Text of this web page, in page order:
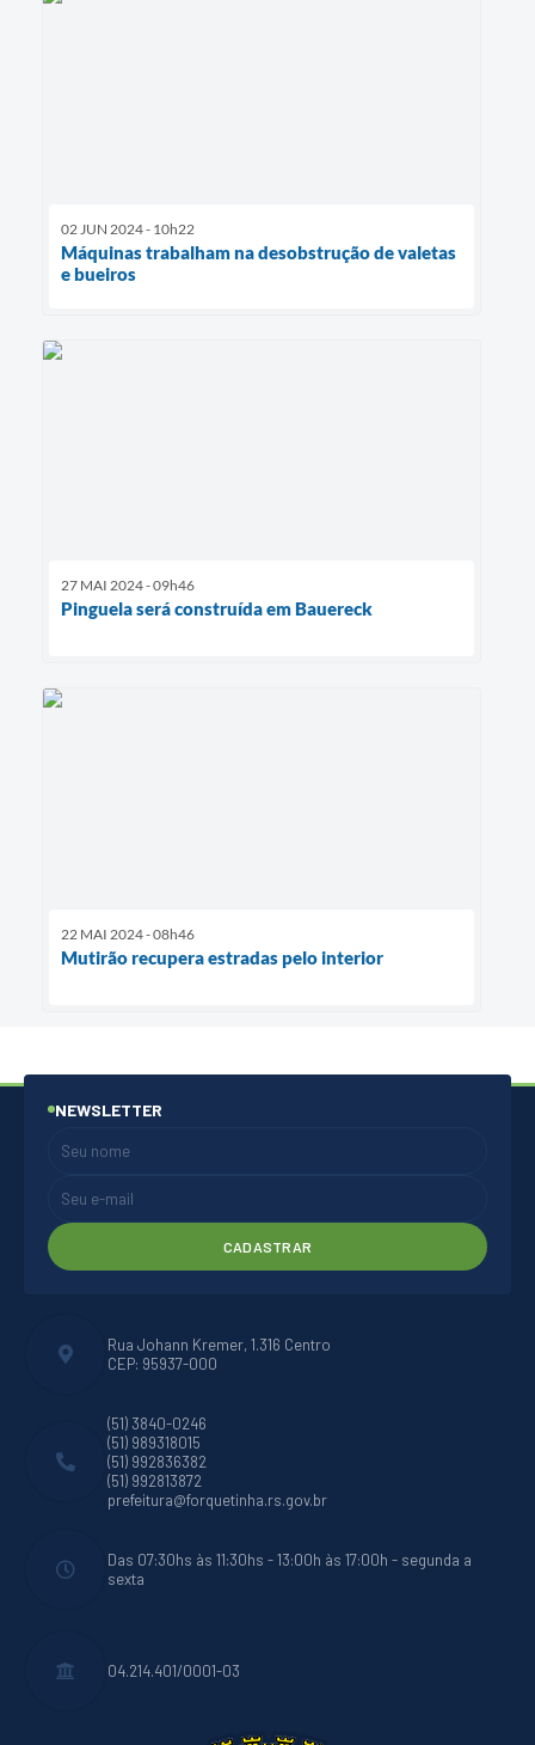
02 JUN 2024 - 10h22
Máquinas trabalham na desobstrução de valetas
e bueiros
27 MAI 2024 - 09h46
Pinguela será construída em Bauereck
22 MAI 2024 - 08h46
Mutirão recupera estradas pelo interior
Rua Johann Kremer, 1.316 Centro
CEP: 95937-000
(51) 3840-0246
(51) 989318015
(51) 992836382
(51) 992813872
prefeitura@forquetinha.rs.gov.br
Das 07:30hs às 11:30hs - 13:00h às 17:00h - segunda a
sexta
04.214.401/0001-03
NEWSLETTER
CADASTRAR